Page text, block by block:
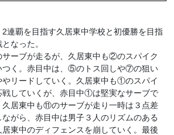
連覇を目指す久居東中学校と初優勝を目指
なった。
ーブが走るが、久居東中も②のスパイク
く。赤目中は、⑤のトス回しや⑦の狙い
リードしていく。久居東中も①のスパイ
していくが、赤目中①は堅実なサーブで
久居東中も⑪のサーブが走り一時は３点差
がら、赤目中は男子３人のリズムのある
東中のディフェンスを崩していく。最後